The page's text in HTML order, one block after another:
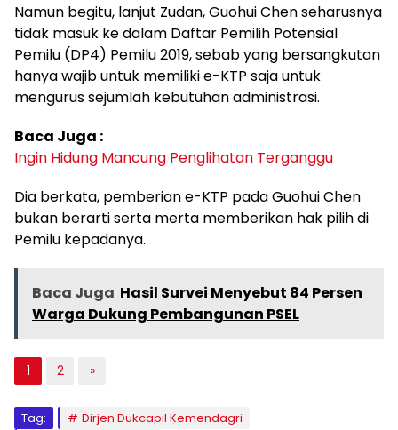
Namun begitu, lanjut Zudan, Guohui Chen seharusnya
tidak masuk ke dalam Daftar Pemilih Potensial
Pemilu (DP4) Pemilu 2019, sebab yang bersangkutan
hanya wajib untuk memiliki e-KTP saja untuk
mengurus sejumlah kebutuhan administrasi.
Baca Juga :
Ingin Hidung Mancung Penglihatan Terganggu
Dia berkata, pemberian e-KTP pada Guohui Chen
bukan berarti serta merta memberikan hak pilih di
Pemilu kepadanya.
Baca Juga Hasil Survei Menyebut 84 Persen
Warga Dukung Pembangunan PSEL
1 2 »
Tag:
Dirjen Dukcapil Kemendagri